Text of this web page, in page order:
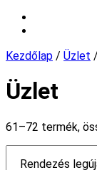
Kezdőlap / Üzlet
Üzlet
61–72 termék,